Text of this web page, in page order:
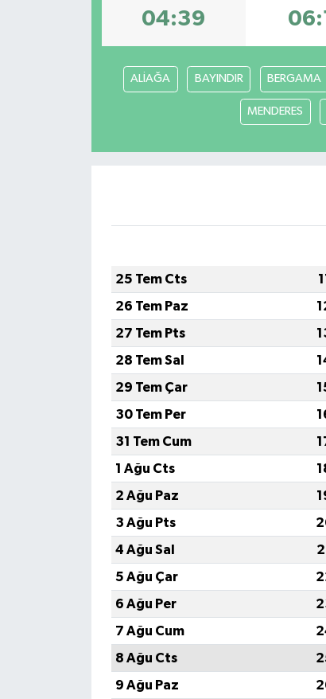
04:39
ALİAĞA BAYINDIR BERGAMA
MENDERES
25 Tem Cts
26 Tem Paz
27 Tem Pts
28 Tem Sal
29 Tem Çar
30 Tem Per
31 Tem Cum
1 Ağu Cts
2 Ağu Paz
3 Ağu Pts
4 Ağu Sal
5 Ağu Çar
6 Ağu Per
7 Ağu Cum
8 Ağu Cts
9 Ağu Paz
İLÇE HABERLERİ
KÜLTÜR-SANAT
KADIN-AİLE
YEREL YÖNETİM
SEÇİM 2011
ÜÇÜNCÜ SAYFA
SİVİL TOPLUM
SEÇİM 2014
KİM KİMDİR
ÇEK GÖNDER